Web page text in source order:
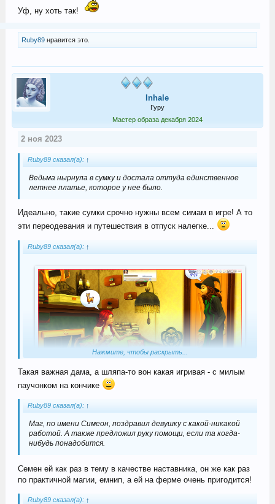
Уф, ну хоть так!
Ruby89нравится это.
Inhale
Гуру
Мастер образа декабря 2024
2 ноя 2023
Ruby89 сказал(а): ↑
Ведьма нырнула в сумку и достала оттуда единственное
летнее платье, которое у нее было.
Идеально, такие сумки срочно нужны всем симам в игре! А то
эти переодевания и путешествия в отпуск налегке...
Ruby89 сказал(а): ↑
Нажмите, чтобы раскрыть...
Такая важная дама, а шляпа-то вон какая игривая - с милым
паучонком на кончике
Ruby89 сказал(а): ↑
Маг, по имени Симеон, поздравил девушку с какой-никакой
работой. А также предложил руку помощи, если та когда-
нибудь понадобится.
Семен ей как раз в тему в качестве наставника, он же как раз
по практичной магии, емнип, а ей на ферме очень пригодится!
Ruby89 сказал(а): ↑